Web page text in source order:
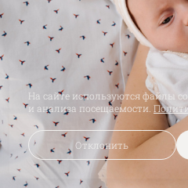
На сайте используются файлы
и анализа посещаемости.
Отклонить